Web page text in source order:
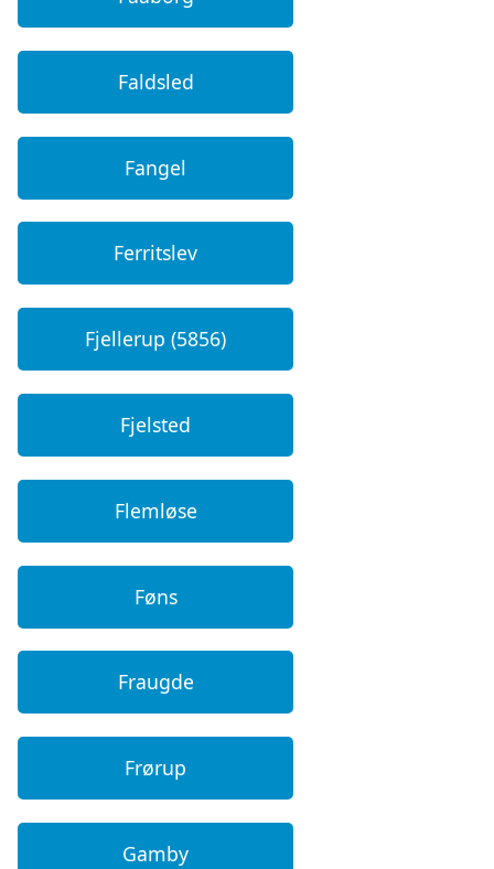
Faldsled
Fangel
Ferritslev
Fjellerup (5856)
Fjelsted
Flemløse
Føns
Fraugde
Frørup
Gamby